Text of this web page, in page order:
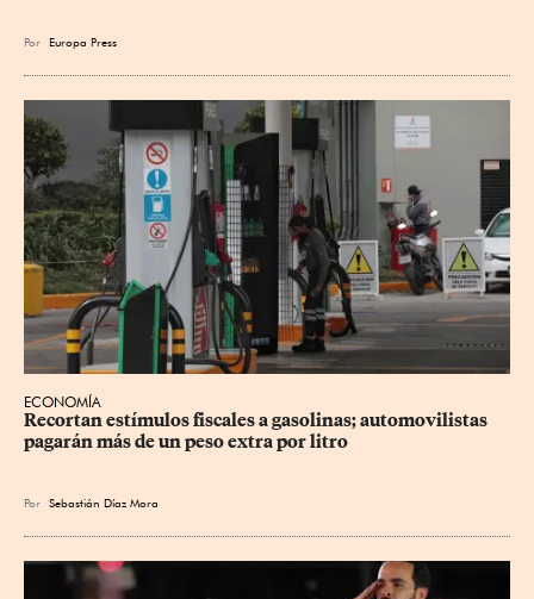
Por Europa Press
ECONOMÍA
Recortan estímulos fiscales a gasolinas; automovilistas
pagarán más de un peso extra por litro
Por Sebastián Díaz Mora